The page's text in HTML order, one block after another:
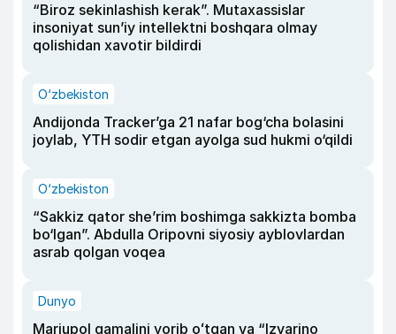
“Biroz sekinlashish kerak”. Mutaxassislar
insoniyat sun’iy intellektni boshqara olmay
qolishidan xavotir bildirdi
O‘zbekiston
Andijonda Tracker’ga 21 nafar bog‘cha bolasini
joylab, YTH sodir etgan ayolga sud hukmi o‘qildi
O‘zbekiston
“Sakkiz qator she’rim boshimga sakkizta bomba
bo‘lgan”. Abdulla Oripovni siyosiy ayblovlardan
asrab qolgan voqea
Dunyo
Mariupol qamalini yorib oʻtgan va “Izvarino